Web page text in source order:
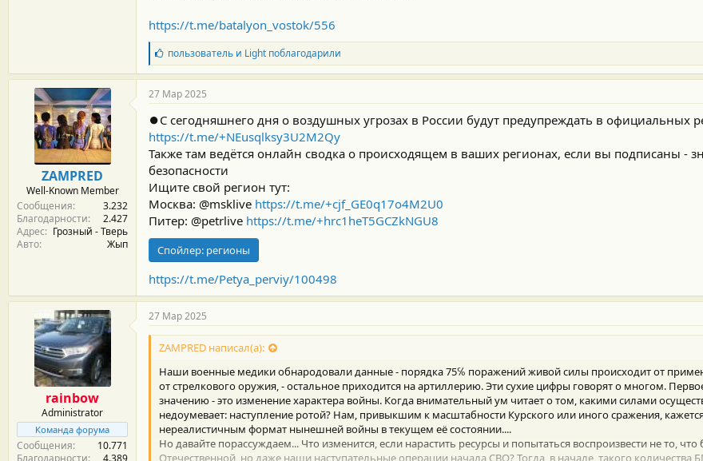
https://t.me/batalyon_vostok/556
Б
л
а
г
о
д
а
р
н
о
т
и
:
пользовательи Lightпоблагодарили
ZAMPRED
Well-Known Member
Сообщения
3.232
Благодарности
2.427
Адрес
Грозный - Тверь
Авто
Жып
27 Мар 2025
⏺С сегодняшнего дня о воздушных угрозах в России будут предупреждать в официальных
https://t.me/+NEusqlksy3U2M2Qy
Также там ведётся онлайн сводка о происходящем в ваших регионах, если вы подписаны -
безопасности
Ищите свой регион тут:
Москва: @msklive https://t.me/+cjf_GE0q17o4M2U0
Питер: @petrlive https://t.me/+hrc1heT5GCZkNGU8
Спойлер: регионы
https://t.me/Petya_perviy/100498
rainbow
Administrator
Команда форума
Сообщения
10.771
Благодарности
4.389
27 Мар 2025
ZAMPRED написал(а):
Наши военные медики обнародовали данные - порядка 75℅ поражений живой силы происходит от
от стрелкового оружия, - остальное приходится на артиллерию. Эти сухие цифры говорят о многом.
значению - это изменение характера войны. Когда внимательный ум читает о том, какими силами
недоумевает: наступление ротой? Нам, привыкшим к масштабности Курского или иного сражения,
нереалистичным формат нынешней войны в текущем её состоянии....
Но давайте порассуждаем... Что изменится, если нарастить ресурсы и попытаться воспроизвести не то,
Отечественной, но даже наши наступательные операции начала СВО? Тогда, в начале, такого количества